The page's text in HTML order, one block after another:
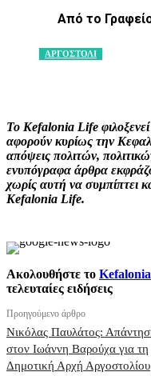
Από το
ΑΡΓΟΣΤΟΛΙ
Το Kefalonia Life
αφορούν κυρίως την
απόψεις πολιτών,
ενυπόγραφα άρθρα
χωρίς αυτή να συμπίπτει
Kefalonia Life.
Ακολουθήστε το
τελευταίες ειδήσεις
Προηγούμενο άρθρο
Νικόλας Παυλάτος:
στον Ιωάννη Βαρούχα για τη
Δημοτική Αρχή Αργοστολίου